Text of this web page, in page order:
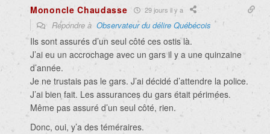
Mononcle Chaudasse 29 jours il y a
Répondre à Observateur du délire Québécois
Ils sont assurés d’un seul côté ces ostis là.
J’ai eu un accrochage avec un gars il y a une quinzaine
d’année.
Je ne trustais pas le gars. J’ai décidé d’attendre la police.
J’ai bien fait. Les assurances du gars était périmées.
Même pas assuré d’un seul côté, rien.
Donc, oui, y’a des téméraires.